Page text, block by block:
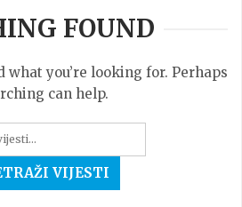
FOUND
what you’re looking for. Perhaps
can help.